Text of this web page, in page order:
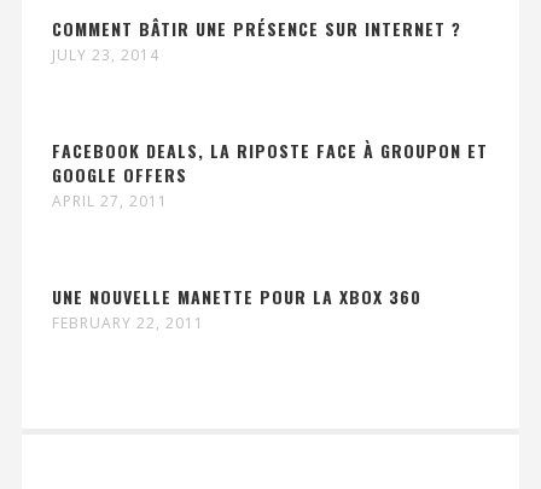
COMMENT BÂTIR UNE PRÉSENCE SUR INTERNET ?
JULY 23, 2014
FACEBOOK DEALS, LA RIPOSTE FACE À GROUPON ET
GOOGLE OFFERS
APRIL 27, 2011
UNE NOUVELLE MANETTE POUR LA XBOX 360
FEBRUARY 22, 2011